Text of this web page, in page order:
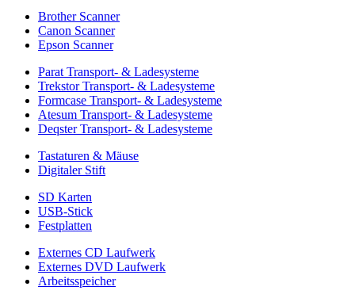
Brother Scanner
Canon Scanner
Epson Scanner
Parat Transport- & Ladesysteme
Trekstor Transport- & Ladesysteme
Formcase Transport- & Ladesysteme
Atesum Transport- & Ladesysteme
Deqster Transport- & Ladesysteme
Tastaturen & Mäuse
Digitaler Stift
SD Karten
USB-Stick
Festplatten
Externes CD Laufwerk
Externes DVD Laufwerk
Arbeitsspeicher